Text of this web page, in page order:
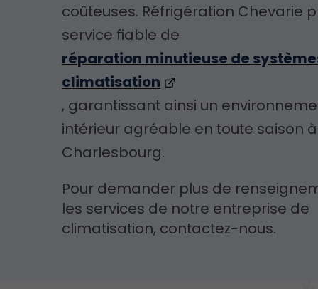
coûteuses. Réfrigération Chevarie
service fiable de
réparation minutieuse de
climatisation
, garantissant ainsi un
intérieur agréable en toute saison à
Charlesbourg.
Pour demander plus de
les services de notre entreprise de
climatisation, contactez-nous.